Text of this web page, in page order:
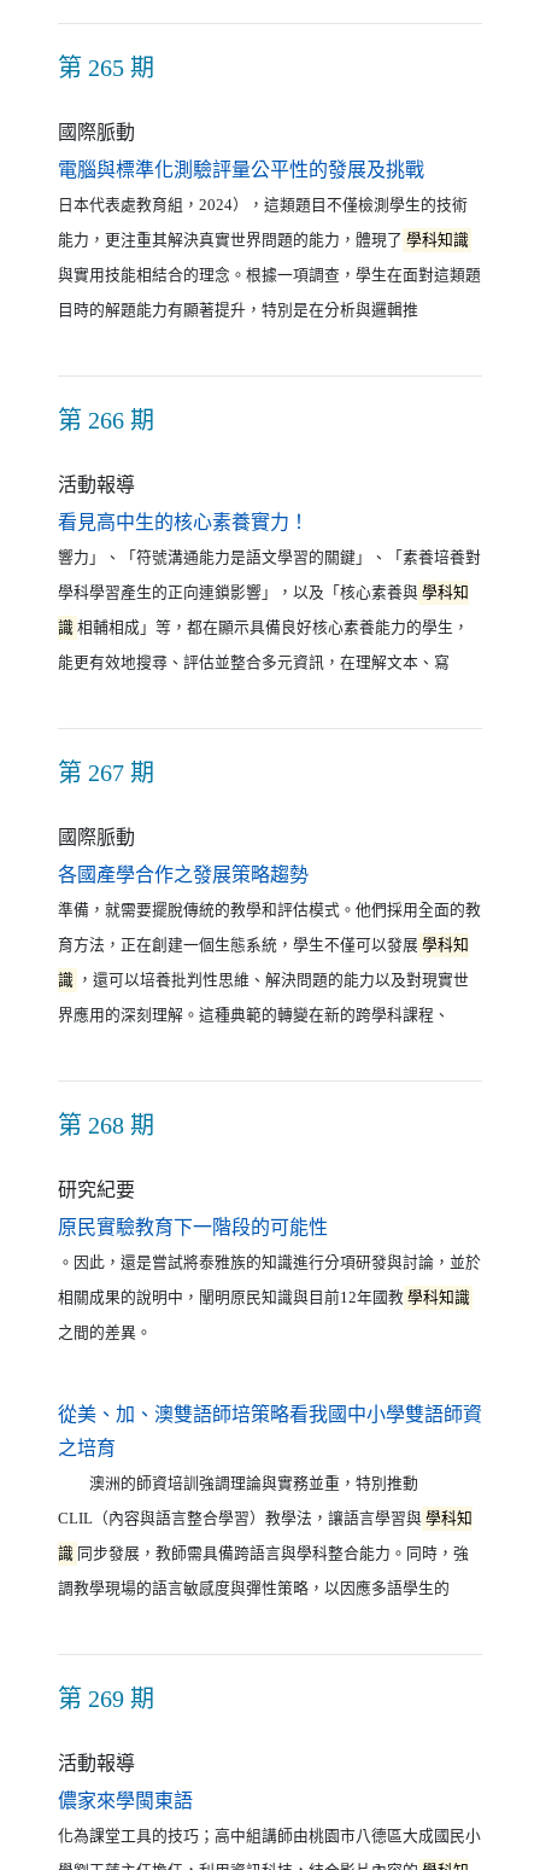
第 265 期
國際脈動
電腦與標準化測驗評量公平性的發展及挑戰（另開新視
日本代表處教育組，2024），這類題目不僅檢測學生的技術
能力，更注重其解決真實世界問題的能力，體現了 學科知識
與實用技能相結合的理念。根據一項調查，學生在面對這類題
目時的解題能力有顯著提升，特別是在分析與邏輯推
第 266 期
活動報導
看見高中生的核心素養實力！
響力」、「符號溝通能力是語文學習的關鍵」、「素養培養對
學科學習產生的正向連鎖影響」，以及「核心素養與 學科知
識 相輔相成」等，都在顯示具備良好核心素養能力的學生，
能更有效地搜尋、評估並整合多元資訊，在理解文本、寫
第 267 期
國際脈動
各國產學合作之發展策略趨勢（另開新視窗）
準備，就需要擺脫傳統的教學和評估模式。他們採用全面的教
育方法，正在創建一個生態系統，學生不僅可以發展 學科知
識 ，還可以培養批判性思維、解決問題的能力以及對現實世
界應用的深刻理解。這種典範的轉變在新的跨學科課程、
第 268 期
研究紀要
原民實驗教育下一階段的可能性
。因此，還是嘗試將泰雅族的知識進行分項研發與討論，並於
相關成果的說明中，闡明原民知識與目前12年國教 學科知識
之間的差異。
從美、加、澳雙語師培策略看我國中小學雙語師資
之培育
澳洲的師資培訓強調理論與實務並重，特別推動
CLIL（內容與語言整合學習）教學法，讓語言學習與 學科知
識 同步發展，教師需具備跨語言與學科整合能力。同時，強
調教學現場的語言敏感度與彈性策略，以因應多語學生的
第 269 期
活動報導
儂家來學閩東語（另開新視窗）
化為課堂工具的技巧；高中組講師由桃園市八德區大成國民小